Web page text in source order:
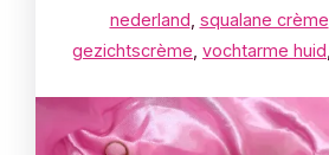
nederland squalane crème
gezichtscrème vochtarme huid